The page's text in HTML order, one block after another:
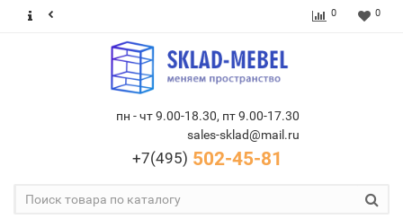
0 0
пн - чт 9.00-18.30, пт 9.00-17.30
sales-sklad@mail.ru
+7(495) 502-45-81